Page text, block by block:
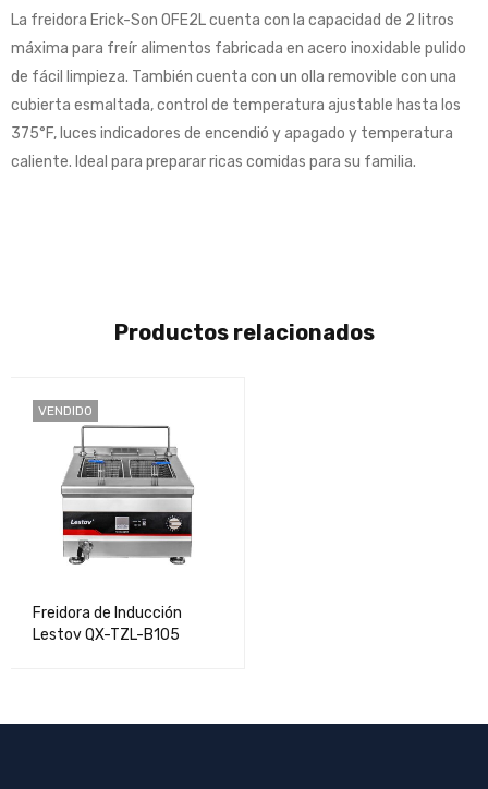
La freidora Erick-Son OFE2L cuenta con la capacidad de 2 litros
máxima para freír alimentos fabricada en acero inoxidable pulido
de fácil limpieza. También cuenta con un olla removible con una
cubierta esmaltada, control de temperatura ajustable hasta los
375°F, luces indicadores de encendió y apagado y temperatura
caliente. Ideal para preparar ricas comidas para su familia.
Productos relacionados
VENDIDO
Freidora de Inducción
Lestov QX-TZL-B105